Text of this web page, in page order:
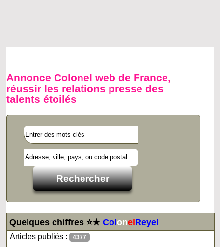
Annonce Colonel web de France,
réussir les relations presse des
talents étoilés
Quelques chiffres ⭐★ColonelReyel
Articles publiés : 4377